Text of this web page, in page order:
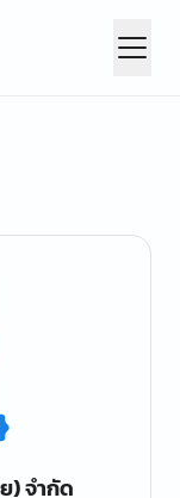
) จำกัด